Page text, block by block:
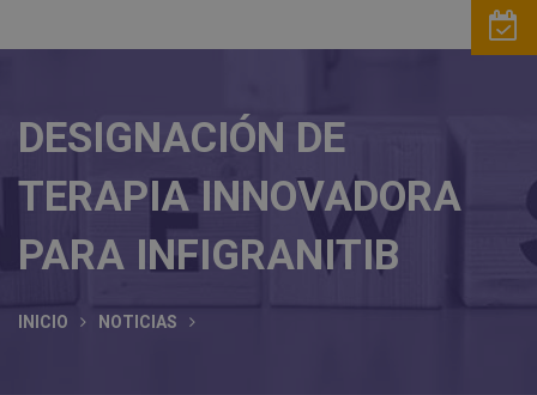
DESIGNACIÓN DE
TERAPIA INNOVADORA
PARA INFIGRANITIB
INICIO NOTICIAS